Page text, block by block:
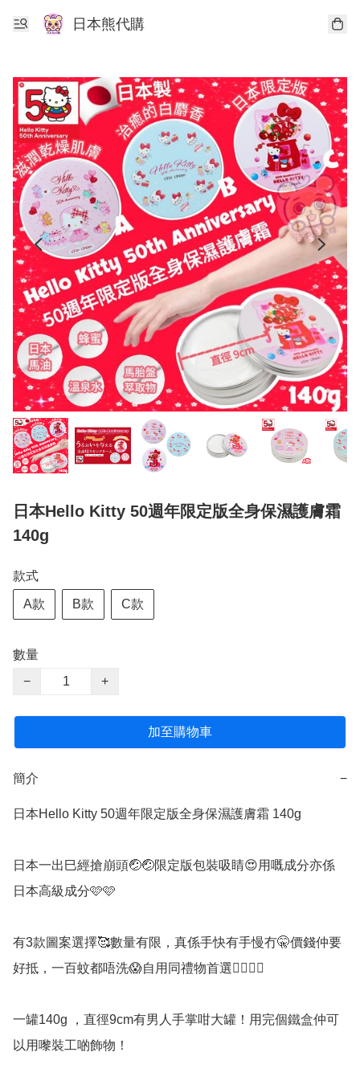
日本熊代購
日本Hello Kitty 50週年限定版全身保濕護膚霜
140g
款式
A款 B款 C款
數量
−
+
加至購物車
簡介 −
日本Hello Kitty 50週年限定版全身保濕護膚霜 140g
日本一出巳經搶崩頭🤕🤕限定版包裝吸睛😍用嘅成分亦係
日本高級成分🩷🩷
有3款圖案選擇🥰數量有限，真係手快有手慢冇🤫價錢仲要
好抵，一百蚊都唔洗😱自用同禮物首選👍🏻👍🏻
一罐140g ，直徑9cm有男人手掌咁大罐！用完個鐵盒仲可
以用嚟裝工啲飾物！